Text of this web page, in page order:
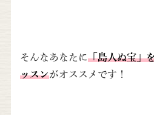
そんなあなたに「島人ぬ宝」
ッスンがオススメです！